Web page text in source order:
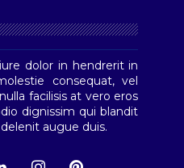
dolor in hendrerit in
consequat, vel
facilisis at vero eros
dignissim qui blandit
augue duis.